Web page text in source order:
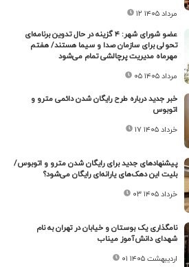
۱۲ مرداد ۱۴۰۵
عضو شورای شهر: ۴ گزینه در حال تدوین برنامه‌ای
تحولی برای سازمان صدا و سیما هستند/ هفتم
مهرماه مدیریت پرچالشی تمام می‌شود
۰۵ مرداد ۱۴۰۵
خبر جدید درباره طرح رایگان شدن دائمی مترو و
اتوبوس
۱۷ خرداد ۱۴۰۵
پیشنهادهای جدید برای رایگان شدن مترو و اتوبوس/
بلیت این دهک‌های یارانه‌ای رایگان می‌شود؟
۰۳ خرداد ۱۴۰۵
نامگذاری یک بوستان و خیابان در تهران به نام
شهدای دانش‌آموز میناب
۰۱ اردیبهشت ۱۴۰۵